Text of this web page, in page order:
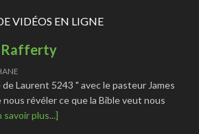
VIDÉOS EN LIGNE
Rafferty
Laurent 5243 " avec le pasteur James
révéler ce que la Bible veut nous
savoir plus...]